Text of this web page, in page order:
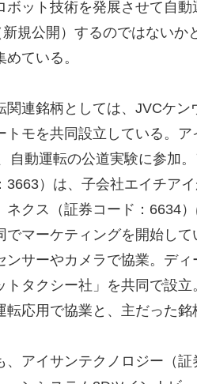
ボット技術を発展させて自
規公開）するのではないか
ている。
連銘柄としては、JVCケン
トモを共同設立している。ア
自動運転の公道実験に参加
3663）は、子会社エイチア
ネクス（証券コード：6634
でマーケティングを開始して
ンサーやカメラで協業。ディ
トタクシー社」を共同で設
転応用で協業と、主だった銘
アイサンテクノロジー（